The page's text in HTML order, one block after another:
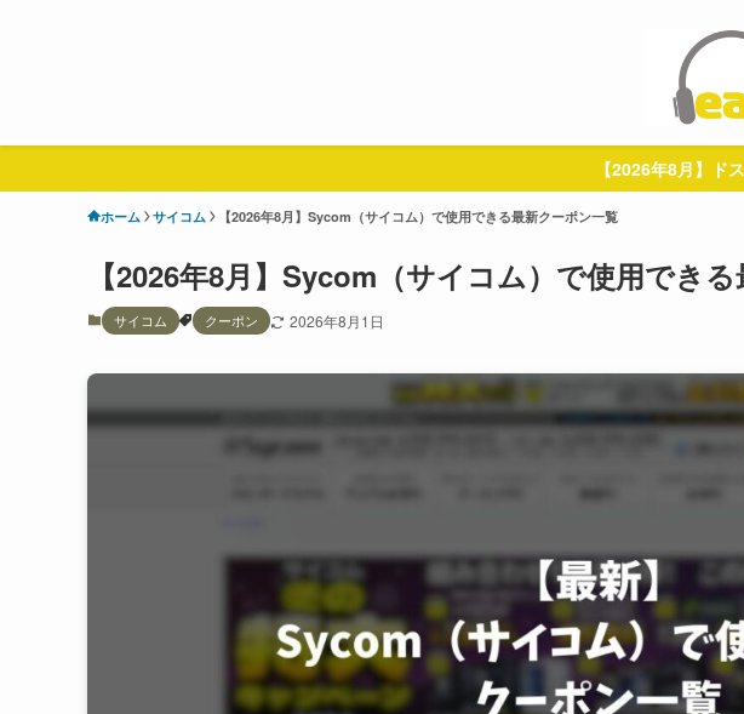
【2026年8月】ド
ホーム サイコム 【2026年8月】Sycom（サイコム）で使用できる最新クーポン一覧
【2026年8月】Sycom（サイコム）で使用でき
サイコム クーポン 2026年8月1日